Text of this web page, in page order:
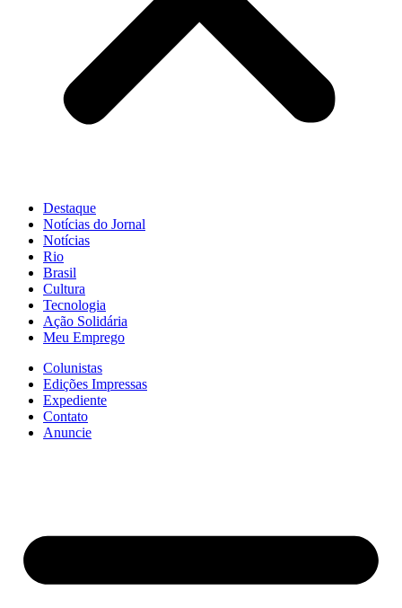
Destaque
Notícias do Jornal
Notícias
Rio
Brasil
Cultura
Tecnologia
Ação Solidária
Meu Emprego
Colunistas
Edições Impressas
Expediente
Contato
Anuncie